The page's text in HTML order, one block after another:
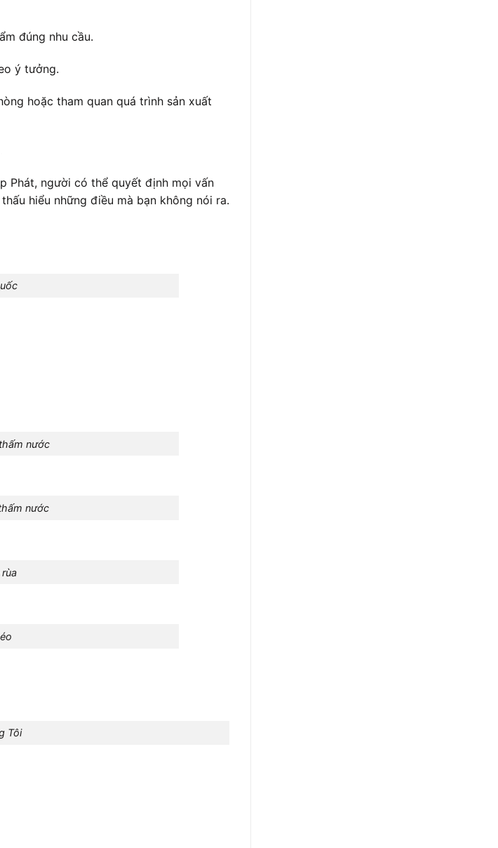
đúng nhu cầu.
ý tưởng.
hoặc tham quan quá trình sản xuất
Phát, người có thể quyết định mọi vấn
hiểu những điều mà bạn không nói ra.
nước
nước
Tôi